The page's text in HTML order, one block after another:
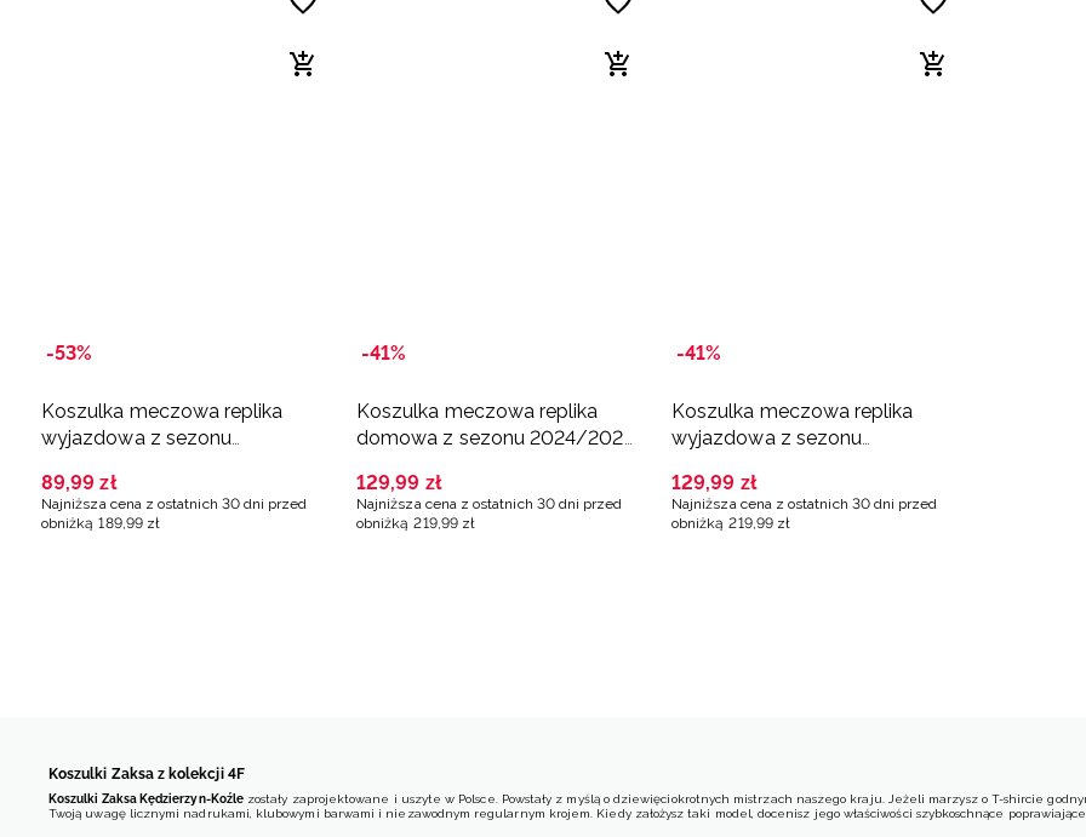
-53%
Koszulka meczowa replika
wyjazdowa z sezonu
Zaksa Kędzierzyn-Koźle -
multikolor
89,99 zł
Najniższa cena z ostatnich 30 dni przed
obniżką 189, 99 zł
-41%
Koszulka meczowa replika
domowa z sezonu 2024/2025
Kędzierzyn-Koźle - Kurek -
multikolor
129,99 zł
Najniższa cena z ostatnich 30 dni przed
obniżką 219, 99 zł
-41%
Koszulka meczowa replika
wyjazdowa z sezonu
Zaksa Kędzierzyn-Koźle -
Kurek - multikolor
129,99 zł
Najniższa cena z ostatnich 30 dni przed
obniżką 219, 99 zł
Koszulki Zaksa z kolekcji 4F
Koszulki Zaksa Kędzierzyn-Koźlezostały zaprojektowane i uszyte w Polsce. Powstały z myślą o dziewięciokrotnych mistrzach naszego kraju. Jeżeli marzysz o T-shircie
Twoją uwagę licznymi nadrukami, klubowymi barwami i niezawodnym regularnym krojem. Kiedy założysz taki model, docenisz jego właściwości szybkoschnące